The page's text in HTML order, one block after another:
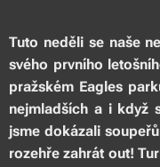
Tuto neděli se naše
svého prvního
pražském Eagles
nejmladších a i když
jsme dokázali
rozehře zahrát out!